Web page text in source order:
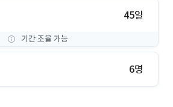
45일
기간 조율 가능
6명